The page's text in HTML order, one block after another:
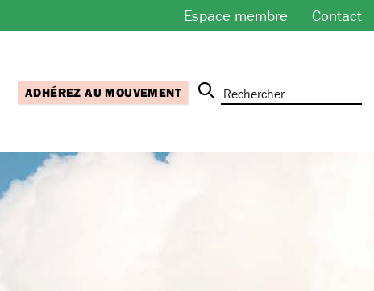
Espace membre Contact
ADHÉREZ AU MOUVEMENT